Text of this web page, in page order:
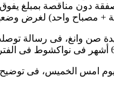
يوم امس الخميس، فى